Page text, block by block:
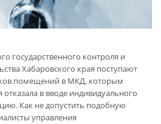
государственного контроля и
Хабаровского края поступают
помещений в МКД, которым
в вводе индивидуального
Как не допустить подобную
управления